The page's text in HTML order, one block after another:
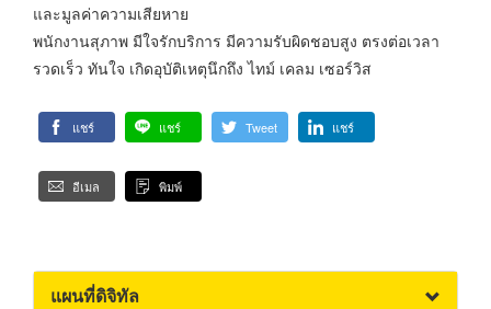
และมูลค่าความเสียหาย
พนักงานสุภาพ มีใจรักบริการ มีความรับผิดชอบสูง ตรงต่อเวลา
รวดเร็ว ทันใจ เกิดอุบัติเหตุนึกถึง ไทม์ เคลม เซอร์วิส
แชร์ แชร์ Tweet แชร์
อีเมล พิมพ์
แผนที่ดิจิทัล